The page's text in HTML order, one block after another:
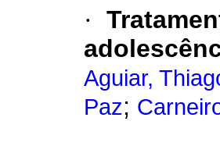
·
Aguiar,
Paz;